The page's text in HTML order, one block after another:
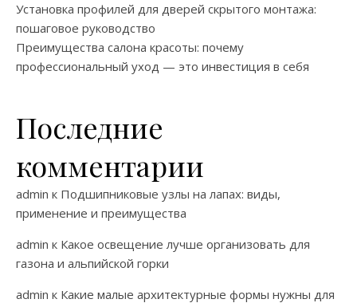
Установка профилей для дверей скрытого монтажа:
пошаговое руководство
Преимущества салона красоты: почему
профессиональный уход — это инвестиция в себя
Последние
комментарии
admin к Подшипниковые узлы на лапах: виды,
применение и преимущества
admin к Какое освещение лучше организовать для
газона и альпийской горки
admin к Какие малые архитектурные формы нужны для